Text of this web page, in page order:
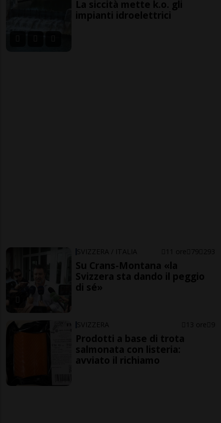
La siccità mette k.o. gli
impianti idroelettrici
SVIZZERA / ITALIA 11 ore 79 293
Su Crans-Montana «la
Svizzera sta dando il peggio
di sé»
SVIZZERA 13 ore 9
Prodotti a base di trota
salmonata con listeria:
avviato il richiamo